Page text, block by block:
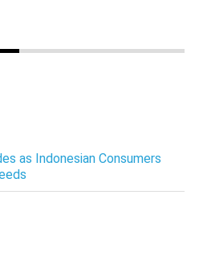
as Indonesian Consumers